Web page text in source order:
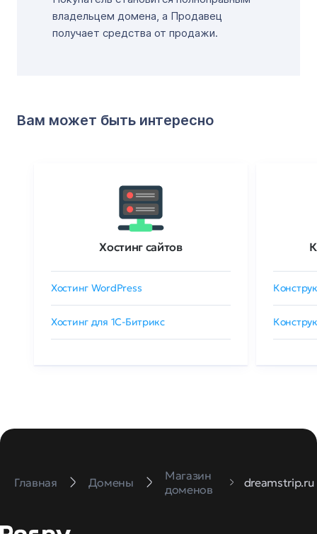
владельцем домена, а Продавец
получает средства от продажи.
Вам может быть интересно
Хостинг сайтов
Хостинг WordPress
Хостинг для 1C-Битрикс
Главная Домены
Магазин
доменов
dreamstrip.ru